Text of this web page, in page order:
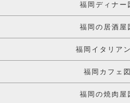
福岡ディナー
福岡の居酒屋
福岡イタリア
福岡カフェ
福岡の焼肉屋